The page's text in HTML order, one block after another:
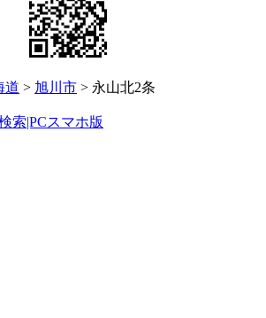
道 > 旭川市 > 永山北2条
索|PCスマホ版